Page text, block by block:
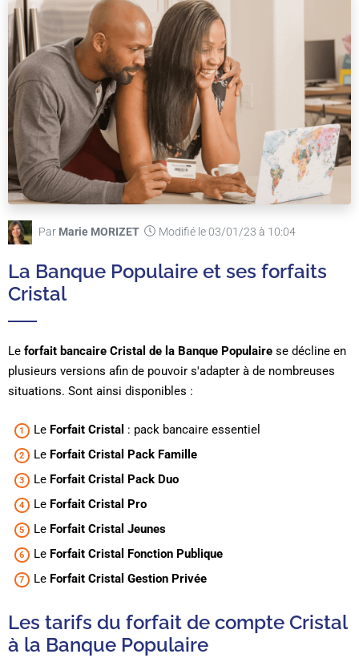
Par Marie MORIZET Modifié le 03/01/23 à 10:04
La Banque Populaire et ses forfaits
Cristal
Le forfait bancaire Cristal de la Banque Populaire se décline en
plusieurs versions afin de pouvoir s'adapter à de nombreuses
situations. Sont ainsi disponibles :
Le Forfait Cristal : pack bancaire essentiel
Le Forfait Cristal Pack Famille
Le Forfait Cristal Pack Duo
Le Forfait Cristal Pro
Le Forfait Cristal Jeunes
Le Forfait Cristal Fonction Publique
Le Forfait Cristal Gestion Privée
Les tarifs du forfait de compte Cristal
à la Banque Populaire